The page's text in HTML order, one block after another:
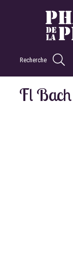
Recherche
Fl